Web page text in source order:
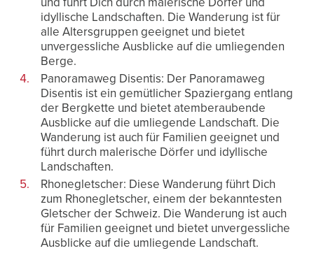
idyllische Landschaften. Die Wanderung ist für
alle Altersgruppen geeignet und bietet
unvergessliche Ausblicke auf die umliegenden
Berge.
Panoramaweg Disentis: Der Panoramaweg
Disentis ist ein gemütlicher Spaziergang entlang
der Bergkette und bietet atemberaubende
Ausblicke auf die umliegende Landschaft. Die
Wanderung ist auch für Familien geeignet und
führt durch malerische Dörfer und idyllische
Landschaften.
Rhonegletscher: Diese Wanderung führt Dich
zum Rhonegletscher, einem der bekanntesten
Gletscher der Schweiz. Die Wanderung ist auch
für Familien geeignet und bietet unvergessliche
Ausblicke auf die umliegende Landschaft.